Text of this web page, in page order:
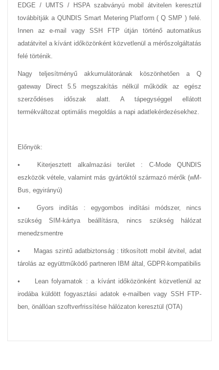
EDGE / UMTS / HSPA szabványú mobil átvitelen keresztül
továbbítják a QUNDIS Smart Metering Platform ( Q SMP ) felé.
Innen az e-mail vagy SSH FTP útján történő automatikus
adatátvitel a kívánt időközönként közvetlenül a mérőszolgáltatás
felé történik.
Nagy teljesítményű akkumulátorának köszönhetően a Q
gateway Direct 5.5 megszakítás nélkül működik az egész
szerződéses időszak alatt. A tápegységgel ellátott
termékváltozat optimális megoldás a napi adatlekérdezésekhez.
Előnyök:
•
Kiterjesztett alkalmazási terület : C-Mode QUNDIS
eszközök vétele, valamint más gyártóktól származó mérők (wM-
Bus, egyirányú)
•
Gyors indítás : egygombos indítási módszer, nincs
szükség SIM-kártya beállításra, nincs szükség hálózat
menedzsmentre
•
Magas szintű adatbiztonság : titkosított mobil átvitel, adat
tárolás az együttműködő partneren IBM által, GDPR-kompatibilis
•
Lean folyamatok : a kívánt időközönként közvetlenül az
irodába küldött fogyasztási adatok e-mailben vagy SSH FTP-
ben, önállóan szoftverfrissítése hálózaton keresztül (OTA)